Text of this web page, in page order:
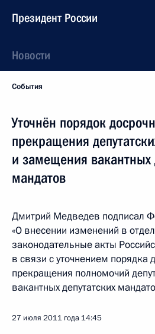
Президент России
Новости
События
Уточнён порядок
прекращения
и замещения вакантных
мандатов
Дмитрий Медведев подписал
«О внесении изменений в
законодательные акты
в связи с уточнением порядка
прекращения полномочий
вакантных депутатских
27 июля 2011 года 14:45